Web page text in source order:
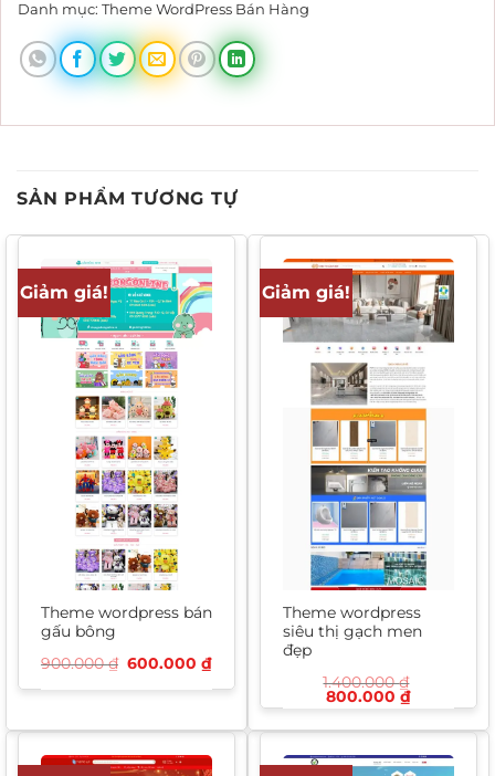
Danh mục: Theme WordPress Bán Hàng
SẢN PHẨM TƯƠNG TỰ
Giảm giá!
Theme wordpress bán
gấu bông
900.000₫ Giá
gốc
600.000₫Giá
tại
Giảm giá!
Theme wordpress
siêu thị gạch men
đẹp
1.400.000₫
Giá
gốc
1.400.000 ₫.
800.000 ₫Giá
là:
800.000